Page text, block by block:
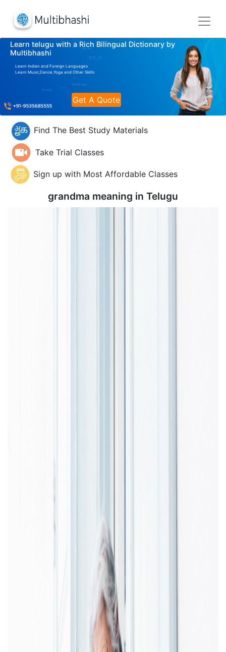
Learn telugu with a Rich Bilingual Dictionary by
Multibhashi
Learn Indian and Foreign Languages
Learn Music,Dance,Yoga and Other Skills
Get A Quote
Find The Best Study Materials
Take Trial Classes
Sign up with Most Affordable Classes
grandma meaning in Telugu